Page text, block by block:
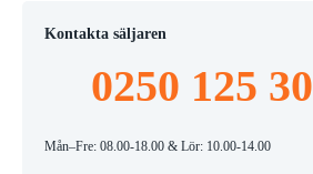
Kontakta säljaren
0250 125 30
Mån–Fre: 08.00-18.00 & Lör: 10.00-14.00